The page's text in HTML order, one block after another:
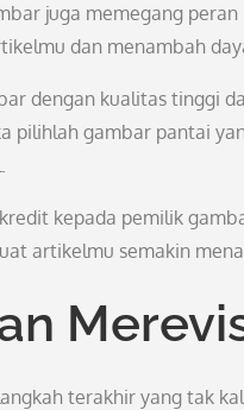
juga memegang
dan menambah
dengan kualitas tinggi
pilihlah gambar pantai
kepada pemilik
artikelmu semakin
terakhir yang tak